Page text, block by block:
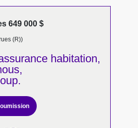
649 000 $
(R))
habitation,